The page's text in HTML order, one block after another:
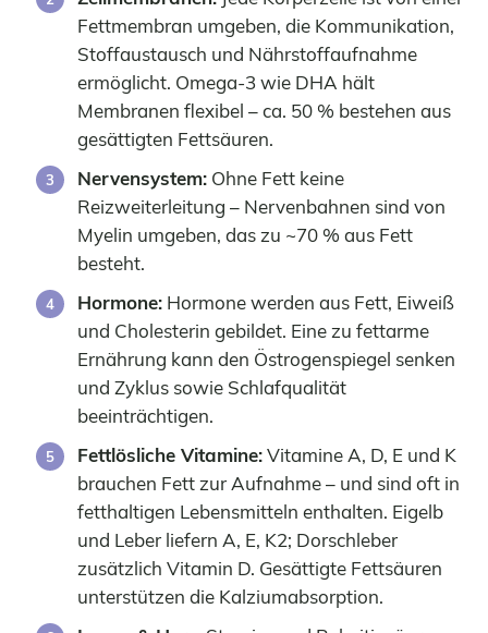
Fettmembran umgeben, die Kommunikation,
Stoffaustausch und Nährstoffaufnahme
ermöglicht. Omega-3 wie DHA hält
Membranen flexibel – ca. 50 % bestehen aus
gesättigten Fettsäuren.
Nervensystem: Ohne Fett keine
Reizweiterleitung – Nervenbahnen sind von
Myelin umgeben, das zu ~70 % aus Fett
besteht.
Hormone: Hormone werden aus Fett, Eiweiß
und Cholesterin gebildet. Eine zu fettarme
Ernährung kann den Östrogenspiegel senken
und Zyklus sowie Schlafqualität
beeinträchtigen.
Fettlösliche Vitamine:Vitamine A, D, E und K
brauchen Fett zur Aufnahme – und sind oft in
fetthaltigen Lebensmitteln enthalten. Eigelb
und Leber liefern A, E, K2; Dorschleber
zusätzlich Vitamin D. Gesättigte Fettsäuren
unterstützen die Kalziumabsorption.